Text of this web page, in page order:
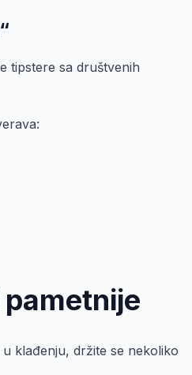
tipstere sa društvenih
klađenju, držite se nekoliko